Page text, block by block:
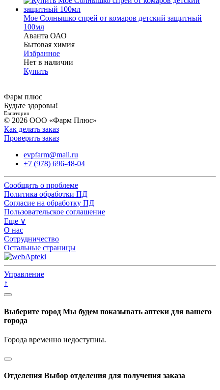
Мое Солнышко спрей от комаров детский защитный
100мл
Аванта ОАО
Бытовая химия
Избранное
Нет в наличии
Купить
Фарм плюс
Будьте здоровы!
Евпатория
© 2026 ООО «Фарм Плюс»
Как делать заказ
Проверить заказ
evpfarm@mail.ru
+7 (978) 696-48-04
Сообщить о проблеме
Политика обработки ПД
Согласие на обработку ПД
Пользовательское соглашение
Еще ∨
О нас
Сотрудничество
Остальные страницы
Управление
↑
Выберите город Мы будем показывать аптеки для вашего
города
Города временно недоступны.
Отделения Выбор отделения для получения заказа